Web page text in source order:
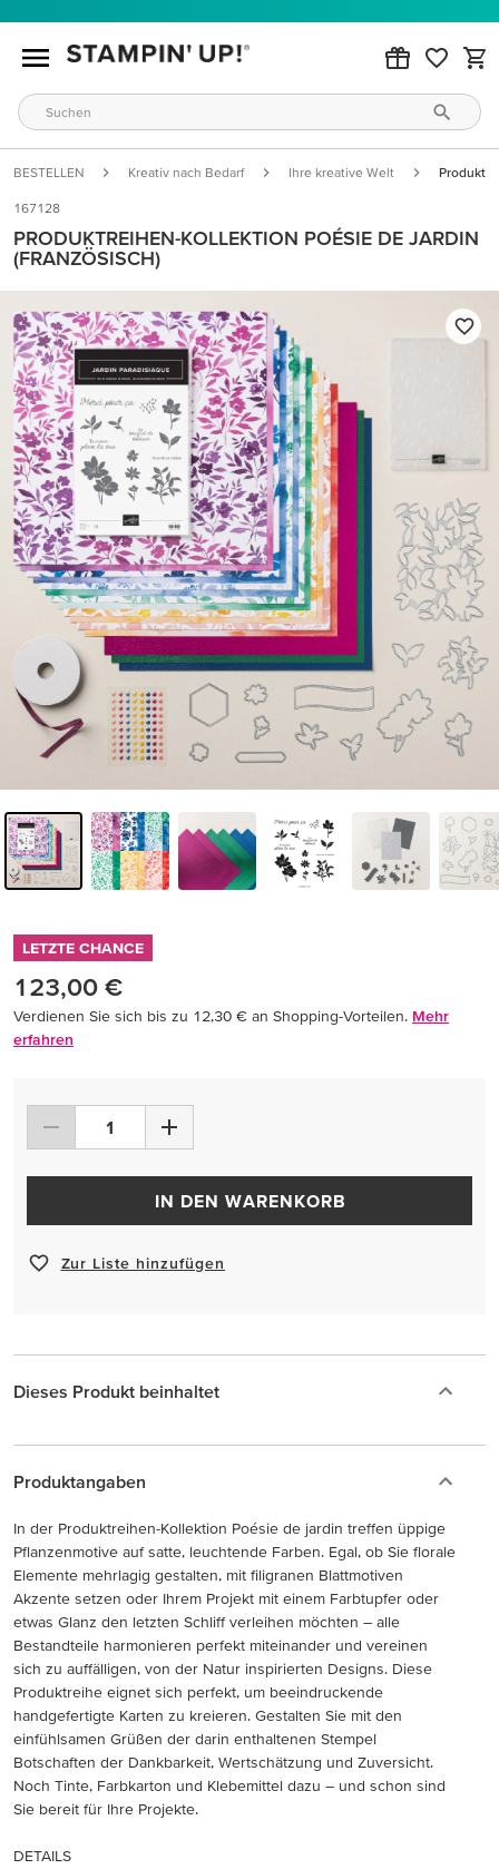
BESTELLEN Kreativ nach Bedarf Ihre kreative Welt
167128
PRODUKTREIHEN-KOLLEKTION POÉSIE DE JARDIN
(FRANZÖSISCH)
LETZTE CHANCE
123,00 €
Verdienen Sie sich bis zu 12,30 € an Shopping-Vorteilen. Mehr
erfahren
IN DEN WARENKORB
Zur Liste hinzufügen
Dieses Produkt beinhaltet
Produktangaben
In der Produktreihen-Kollektion Poésie de jardin treffen üppige
Pflanzenmotive auf satte, leuchtende Farben. Egal, ob Sie florale
Elemente mehrlagig gestalten, mit filigranen Blattmotiven
Akzente setzen oder Ihrem Projekt mit einem Farbtupfer oder
etwas Glanz den letzten Schliff verleihen möchten – alle
Bestandteile harmonieren perfekt miteinander und vereinen
sich zu auffälligen, von der Natur inspirierten Designs. Diese
Produktreihe eignet sich perfekt, um beeindruckende
handgefertigte Karten zu kreieren. Gestalten Sie mit den
einfühlsamen Grüßen der darin enthaltenen Stempel
Botschaften der Dankbarkeit, Wertschätzung und Zuversicht.
Noch Tinte, Farbkarton und Klebemittel dazu – und schon sind
Sie bereit für Ihre Projekte.
DETAILS